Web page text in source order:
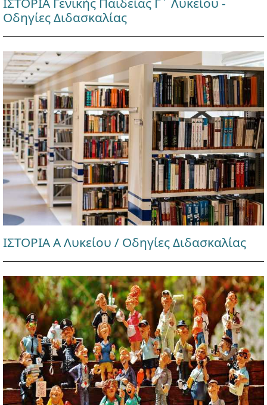
Οδηγίες Διδασκαλίας
ΙΣΤΟΡΙΑ Α Λυκείου / Οδηγίες Διδασκαλίας